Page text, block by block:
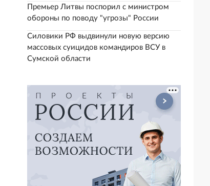
Премьер Литвы поспорил с министром
обороны по поводу "угрозы" России
Силовики РФ выдвинули новую версию
массовых суицидов командиров ВСУ в
Сумской области